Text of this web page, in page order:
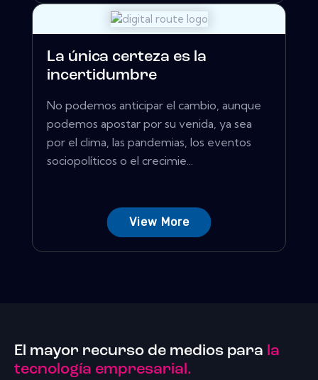
La única certeza es la
incertidumbre
No podemos anticipar el cambio, aunque
podemos apostar por su venida, ya sea
por el clima, las pandemias, los eventos
sociopolíticos o el crecimie...
View More
El mayor recurso de medios para la
tecnología empresarial.